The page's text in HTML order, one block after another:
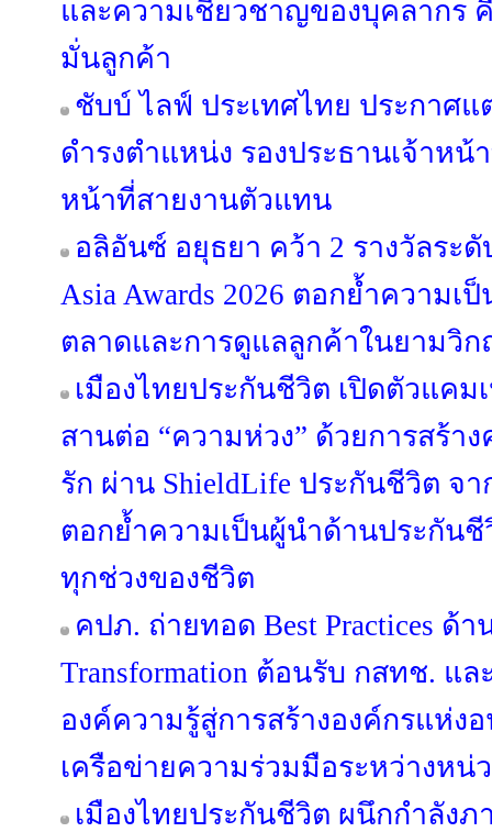
และความเชี่ยวชาญของบุคลากร
มั่นลูกค้า
ชับบ์ ไลฟ์ ประเทศไทย ประกาศ
ดำรงตำแหน่ง รองประธานเจ้าหน้
หน้าที่สายงานตัวแทน
อลิอันซ์ อยุธยา คว้า 2 รางวัลระดั
Asia Awards 2026 ตอกย้ำความ
ตลาดและการดูแลลูกค้าในยามวิก
เมืองไทยประกันชีวิต เปิดตัวแคม
สานต่อ “ความห่วง” ด้วยการสร้
รัก ผ่าน ShieldLife ประกันชีวิต จ
ตอกย้ำความเป็นผู้นำด้านประกัน
ทุกช่วงของชีวิต
คปภ. ถ่ายทอด Best Practices ด้
Transformation ต้อนรับ กสทช. แ
องค์ความรู้สู่การสร้างองค์กรแห่ง
เครือข่ายความร่วมมือระหว่างหน่
เมืองไทยประกันชีวิต ผนึกกำลัง